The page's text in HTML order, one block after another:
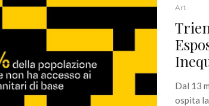
Art
Dal 13
ospita